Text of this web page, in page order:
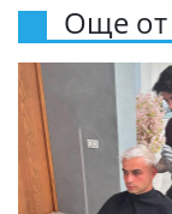
Още от